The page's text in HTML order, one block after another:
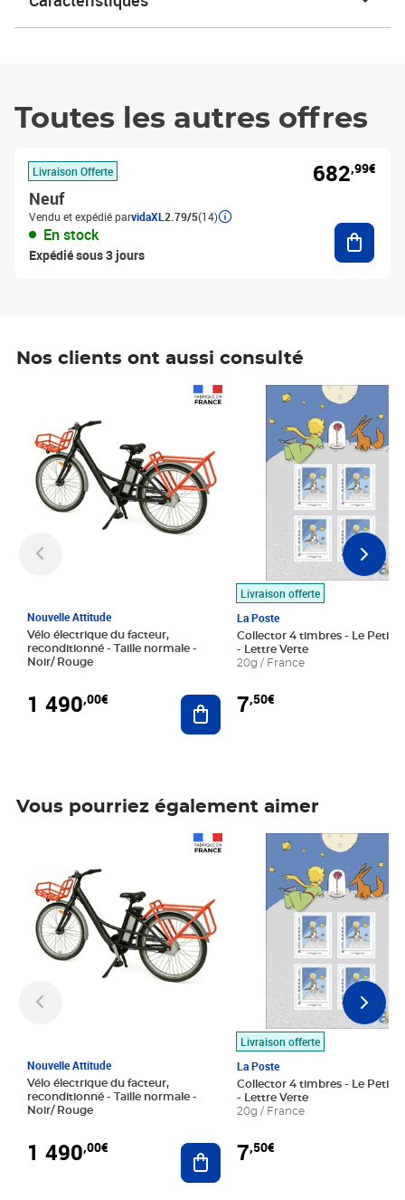
Toutes les autres offres
Livraison Offerte
Neuf
Vendu et expédié parvidaXL 2.79/5(14)
En stock
Expédié sous 3 jours
682,99€
Nos clients ont aussi consulté
Nouvelle Attitude
Vélo électrique du facteur,
reconditionné - Taille normale -
Noir/ Rouge
1 490,00€ Ajouter au panier
Livraison offerte
La Poste
Collector 4 timbres - Le Petit
- Lettre Verte
20g / France
7,50€
Prix 7,50€
Vous pourriez également aimer
Nouvelle Attitude
Vélo électrique du facteur,
reconditionné - Taille normale -
Noir/ Rouge
1 490,00€ Ajouter au panier
Livraison offerte
La Poste
Collector 4 timbres - Le Petit
- Lettre Verte
20g / France
7,50€
Prix 7,50€